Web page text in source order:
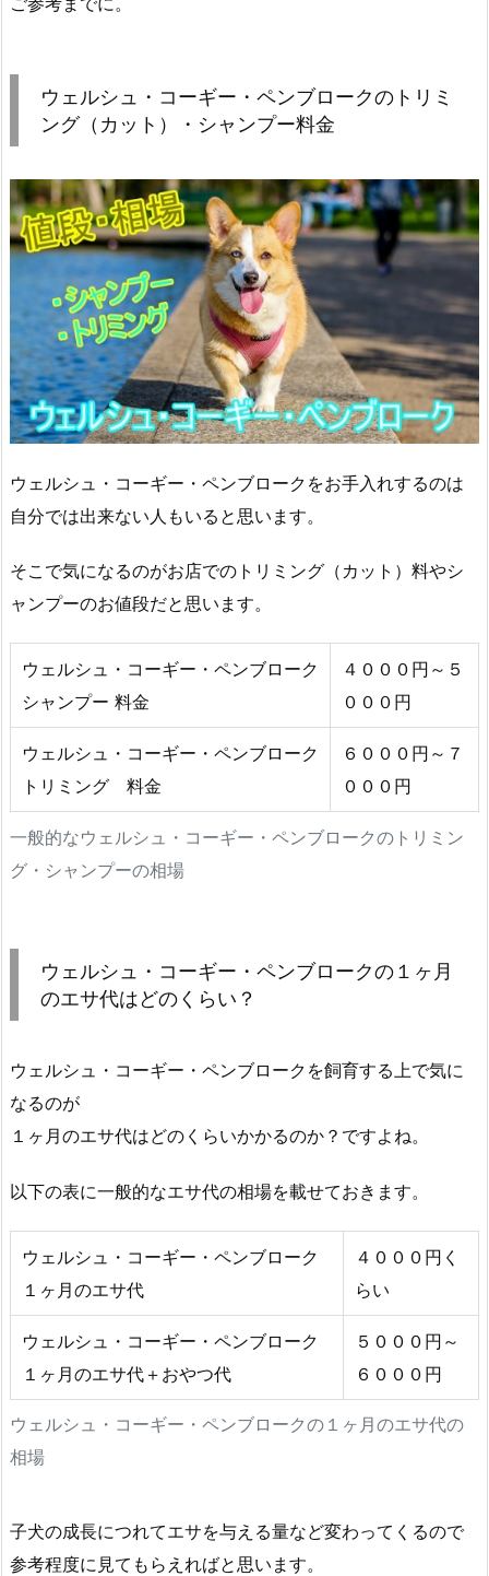
ウェルシュ・コーギー・ペンブロークのトリミ
ング（カット）・シャンプー料金
ウェルシュ・コーギー・ペンブロークをお手入れするのは
自分では出来ない人もいると思います。
そこで気になるのがお店でのトリミング（カット）料やシ
ャンプーのお値段だと思います。
一般的なウェルシュ・コーギー・ペンブロークのトリミン
グ・シャンプーの相場
ウェルシュ・コーギー・ペンブローク
シャンプー 料金
４０００円～５
０００円
ウェルシュ・コーギー・ペンブローク
トリミング 料金
６０００円～７
０００円
ウェルシュ・コーギー・ペンブロークの１ヶ月
のエサ代はどのくらい？
ウェルシュ・コーギー・ペンブロークを飼育する上で気に
なるのが
１ヶ月のエサ代はどのくらいかかるのか？ですよね。
以下の表に一般的なエサ代の相場を載せておきます。
ウェルシュ・コーギー・ペンブロークの１ヶ月のエサ代の
相場
ウェルシュ・コーギー・ペンブローク
１ヶ月のエサ代
４０００円く
らい
ウェルシュ・コーギー・ペンブローク
１ヶ月のエサ代＋おやつ代
５０００円～
６０００円
子犬の成長につれてエサを与える量など変わってくるので
参考程度に見てもらえればと思います。